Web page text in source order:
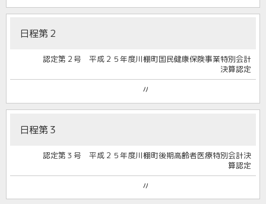
日程第２
認定第２号 平成２５年度川棚町国民健康保険事業特別会計
決算認定
〃
日程第３
認定第３号 平成２５年度川棚町後期高齢者医療特別会計決
算認定
〃